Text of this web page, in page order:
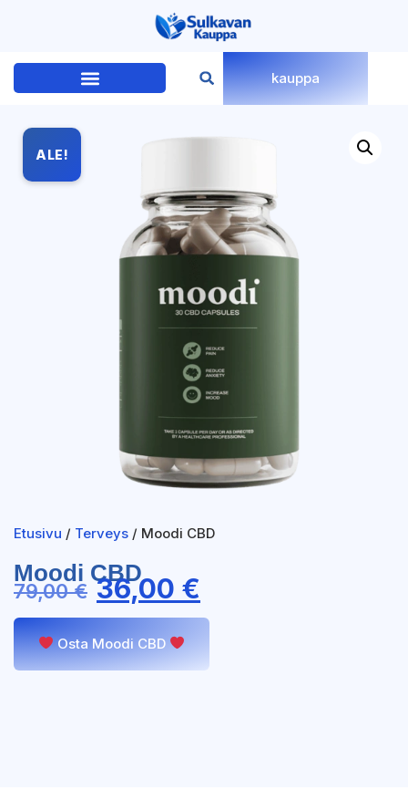
kauppa
ALE!
Etusivu / Terveys / Moodi CBD
Moodi CBD
79,00€ 36,00 €
Osta Moodi CBD